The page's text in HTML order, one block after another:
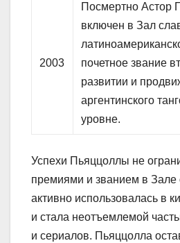
2003
Посмертно Астор
включен в Зал
почетное звание
развитии и
аргентинского
уровне.
Успехи Пьяццоллы не
премиями и званием в Зале
активно использовалась в
и стала неотъемлемой
и сериалов. Пьяццолла